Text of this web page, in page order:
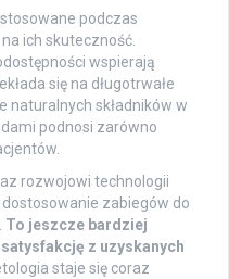
podczas
ich skuteczność.
wspierają
się na długotrwałe
naturalnych składników w
podnosi zarówno
rozwojowi technologii
zabiegów do
To jeszcze bardziej
z uzyskanych
staje się coraz